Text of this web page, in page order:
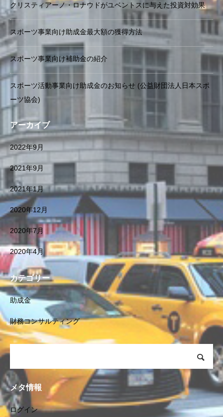
クリスティアーノ・ロナウドがユベントスに与えた投資対効果
スポーツ事業向け助成金最大額の獲得方法
スポーツ事業向け補助金の紹介
スポーツ活動事業向け助成金のお知らせ (公益財団法人日本スポ
ーツ協会)
アーカイブ
2022年9月
2021年9月
2021年1月
2020年12月
2020年7月
2020年4月
カテゴリー
助成金
財務コンサルティング
メタ情報
ログイン